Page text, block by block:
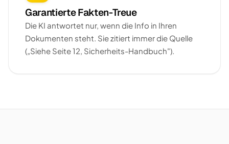
Garantierte Fakten-Treue
Die KI antwortet nur, wenn die Info in Ihren
Dokumenten steht. Sie zitiert immer die Quelle
(„Siehe Seite 12, Sicherheits-Handbuch").